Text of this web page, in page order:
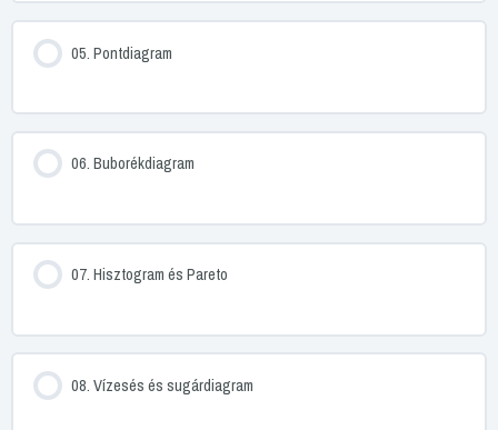
05. Pontdiagram
06. Buborékdiagram
07. Hisztogram és Pareto
08. Vízesés és sugárdiagram